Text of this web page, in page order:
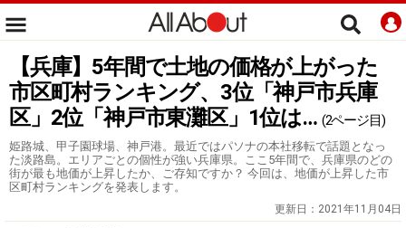
【兵庫】5年間で土地の価格が上がった
市区町村ランキング、3位「神戸市兵庫
区」2位「神戸市東灘区」1位は… (2ページ目)
姫路城、甲子園球場、神戸港。最近ではパソナの本社移転で話題となっ
た淡路島。エリアごとの個性が強い兵庫県。ここ5年間で、兵庫県のどの
街が最も地価が上昇したか、ご存知ですか？ 今回は、地価が上昇した市
区町村ランキングを発表します。
更新日： 2021年11月04日